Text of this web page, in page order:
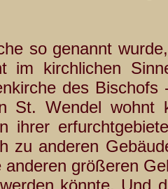
so genannt
im kirchlichen
des
St. Wendel wohnt
ihrer
zu anderen
anderen größeren
könnte. Und